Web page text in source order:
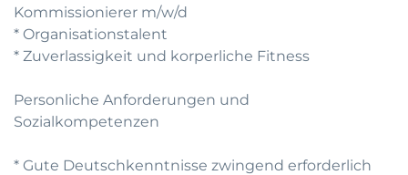
Kommissionierer m/w/d
* Organisationstalent
* Zuverlassigkeit und korperliche Fitness
Personliche Anforderungen und
Sozialkompetenzen
* Gute Deutschkenntnisse zwingend erforderlich